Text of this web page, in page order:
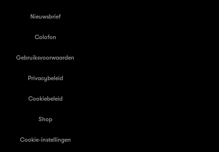
Nieuwsbrief
Colofon
Gebruiksvoorwaarden
Privacybeleid
Cookiebeleid
Shop
Cookie-instellingen